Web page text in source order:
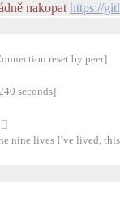
nakopat https://
reset by peer]
seconds]
nine lives I´ve lived,